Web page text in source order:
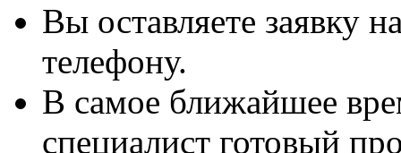
Вы оставляете заявку
телефону.
В самое ближайшее
специалист готовый